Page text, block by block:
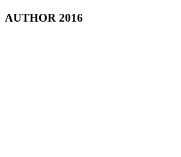
AUTHOR 2016